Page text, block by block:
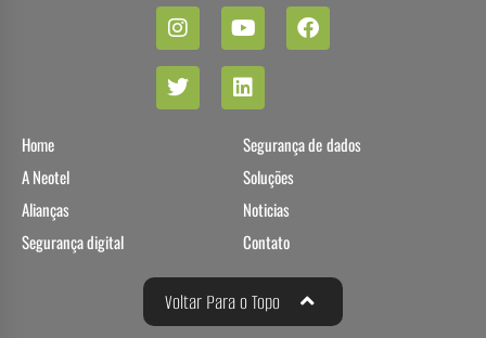
Home
A Neotel
Alianças
Segurança digital
Segurança de dados
Soluções
Noticias
Contato
Voltar Para o Topo